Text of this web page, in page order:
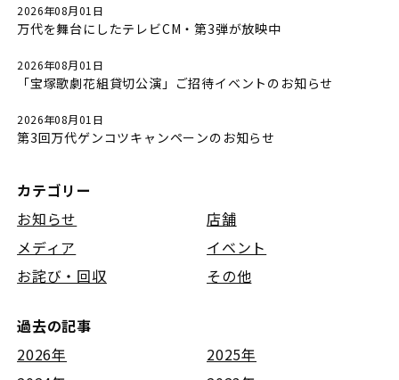
2026年08月01日
万代を舞台にしたテレビCM・第3弾が放映中
2026年08月01日
「宝塚歌劇花組貸切公演」ご招待イベントのお知らせ
2026年08月01日
第3回万代ゲンコツキャンペーンのお知らせ
カテゴリー
お知らせ
店舗
メディア
イベント
お詫び・回収
その他
過去の記事
2026年
2025年